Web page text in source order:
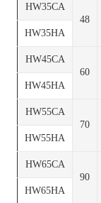
HW35CA
48
HW35HA
HW45CA
60
HW45HA
HW55CA
70
HW55HA
HW65CA
90
HW65HA